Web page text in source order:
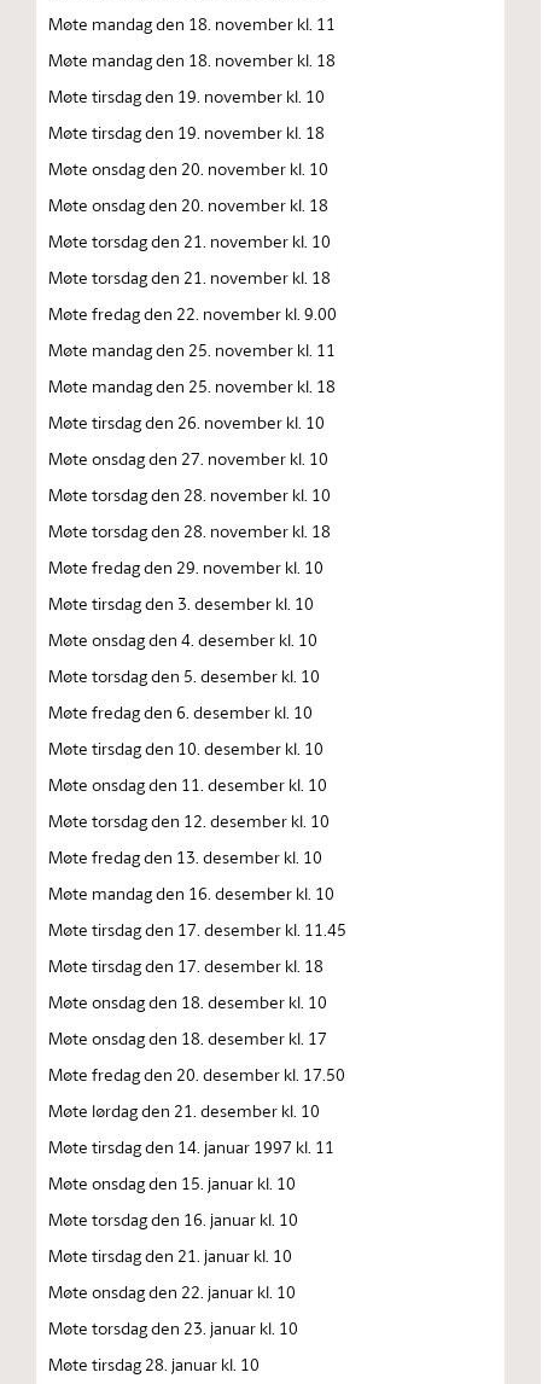
Møte mandag den 18. november kl. 11
Møte mandag den 18. november kl. 18
Møte tirsdag den 19. november kl. 10
Møte tirsdag den 19. november kl. 18
Møte onsdag den 20. november kl. 10
Møte onsdag den 20. november kl. 18
Møte torsdag den 21. november kl. 10
Møte torsdag den 21. november kl. 18
Møte fredag den 22. november kl. 9.00
Møte mandag den 25. november kl. 11
Møte mandag den 25. november kl. 18
Møte tirsdag den 26. november kl. 10
Møte onsdag den 27. november kl. 10
Møte torsdag den 28. november kl. 10
Møte torsdag den 28. november kl. 18
Møte fredag den 29. november kl. 10
Møte tirsdag den 3. desember kl. 10
Møte onsdag den 4. desember kl. 10
Møte torsdag den 5. desember kl. 10
Møte fredag den 6. desember kl. 10
Møte tirsdag den 10. desember kl. 10
Møte onsdag den 11. desember kl. 10
Møte torsdag den 12. desember kl. 10
Møte fredag den 13. desember kl. 10
Møte mandag den 16. desember kl. 10
Møte tirsdag den 17. desember kl. 11.45
Møte tirsdag den 17. desember kl. 18
Møte onsdag den 18. desember kl. 10
Møte onsdag den 18. desember kl. 17
Møte fredag den 20. desember kl. 17.50
Møte lørdag den 21. desember kl. 10
Møte tirsdag den 14. januar 1997 kl. 11
Møte onsdag den 15. januar kl. 10
Møte torsdag den 16. januar kl. 10
Møte tirsdag den 21. januar kl. 10
Møte onsdag den 22. januar kl. 10
Møte torsdag den 23. januar kl. 10
Møte tirsdag 28. januar kl. 10